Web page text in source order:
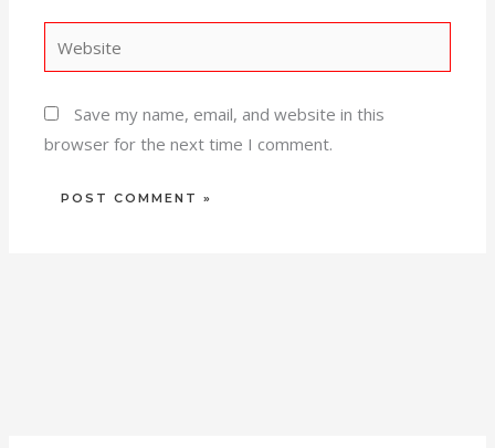
Save my name, email, and website in this
browser for the next time I comment.